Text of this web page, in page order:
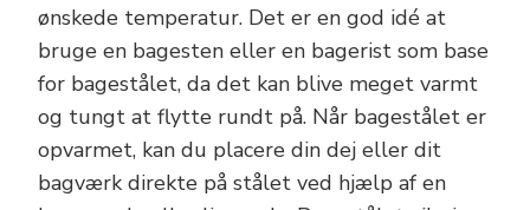
ønskede temperatur. Det er en god idé at
bruge en bagesten eller en bagerist som base
for bagestålet, da det kan blive meget varmt
og tungt at flytte rundt på. Når bagestålet er
opvarmet, kan du placere din dej eller dit
bagværk direkte på stålet ved hjælp af en